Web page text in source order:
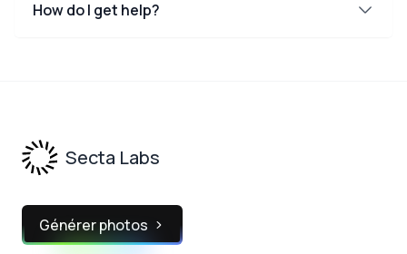
How do I get help?
Secta Labs
Générer photos